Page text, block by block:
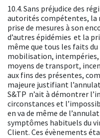
10.4. Sans préjudice des
autorités compétentes, la
prise de mesures à son
d’autres épidémies et la
même que tous les faits
mobilisation, intempéries,
moyens de transport,
aux fins des présentes,
majeure justifiant
S&TP n’ait à démontrer
circonstances et
en va de même de
symptômes habituels du
Client. Ces évènements